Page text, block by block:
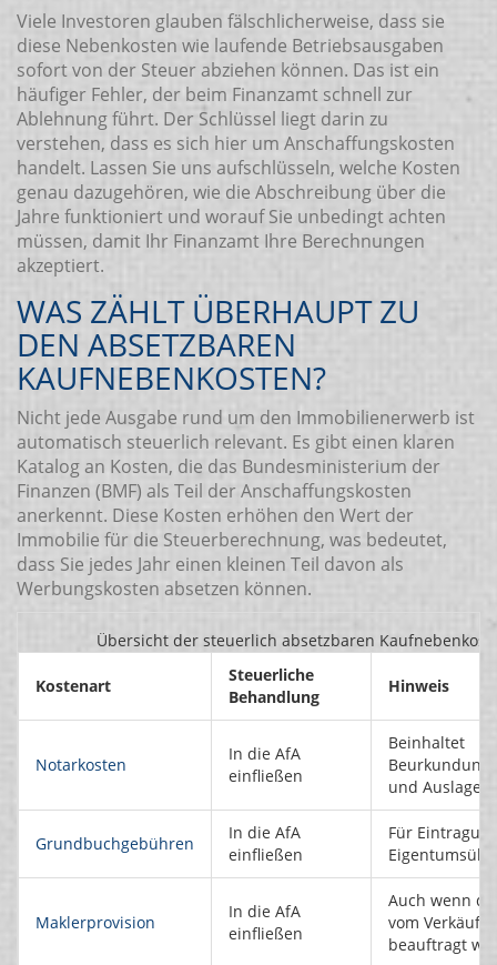
Viele Investoren glauben fälschlicherweise, dass sie
diese Nebenkosten wie laufende Betriebsausgaben
sofort von der Steuer abziehen können. Das ist ein
häufiger Fehler, der beim Finanzamt schnell zur
Ablehnung führt. Der Schlüssel liegt darin zu
verstehen, dass es sich hier um Anschaffungskosten
handelt. Lassen Sie uns aufschlüsseln, welche Kosten
genau dazugehören, wie die Abschreibung über die
Jahre funktioniert und worauf Sie unbedingt achten
müssen, damit Ihr Finanzamt Ihre Berechnungen
akzeptiert.
WAS ZÄHLT ÜBERHAUPT ZU
DEN ABSETZBAREN
KAUFNEBENKOSTEN?
Nicht jede Ausgabe rund um den Immobilienerwerb ist
automatisch steuerlich relevant. Es gibt einen klaren
Katalog an Kosten, die das Bundesministerium der
Finanzen (BMF) als Teil der Anschaffungskosten
anerkennt. Diese Kosten erhöhen den Wert der
Immobilie für die Steuerberechnung, was bedeutet,
dass Sie jedes Jahr einen kleinen Teil davon als
Werbungskosten absetzen können.
Übersicht der steuerlich absetzbaren
Kostenart
Steuerliche
Behandlung
Hinweis
Notarkosten
In die AfA
einfließen
Beinhaltet
und Auslagen
Grundbuchgebühren
In die AfA
einfließen
Für
Maklerprovision
In die AfA
einfließen
Auch wenn
vom Verkäufer
beauftragt